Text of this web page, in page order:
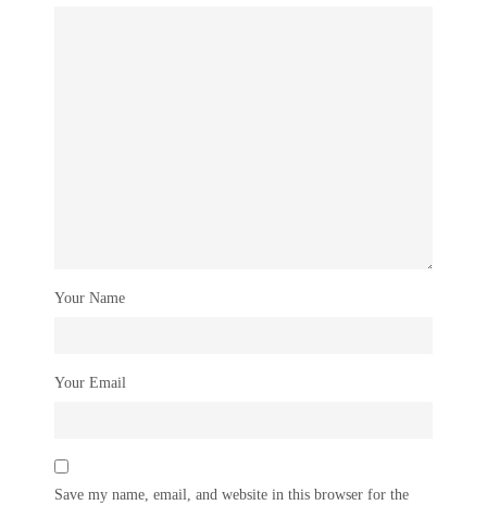
Your Name
Your Email
Save my name, email, and website in this browser for the